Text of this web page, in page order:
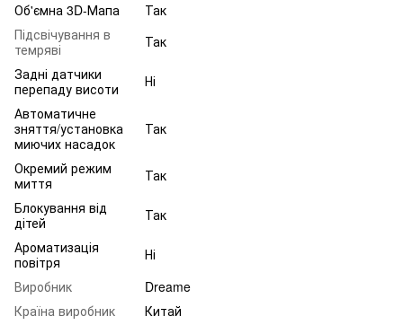
Об'ємна 3D-Мапа
Так
Підсвічування в
темряві
Так
Задні датчики
перепаду висоти
Ні
Автоматичне
зняття/установка
миючих насадок
Так
Окремий режим
миття
Так
Блокування від
дітей
Так
Ароматизація
повітря
Ні
Виробник
Dreame
Країна виробник
Китай